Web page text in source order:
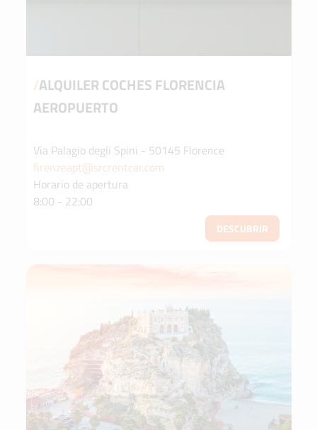
/ALQUILER COCHES FLORENCIA
AEROPUERTO
Via Palagio degli Spini - 50145 Florence
firenzeapt@srcrentcar.com
Horario de apertura
8:00 - 22:00
DESCUBRIR